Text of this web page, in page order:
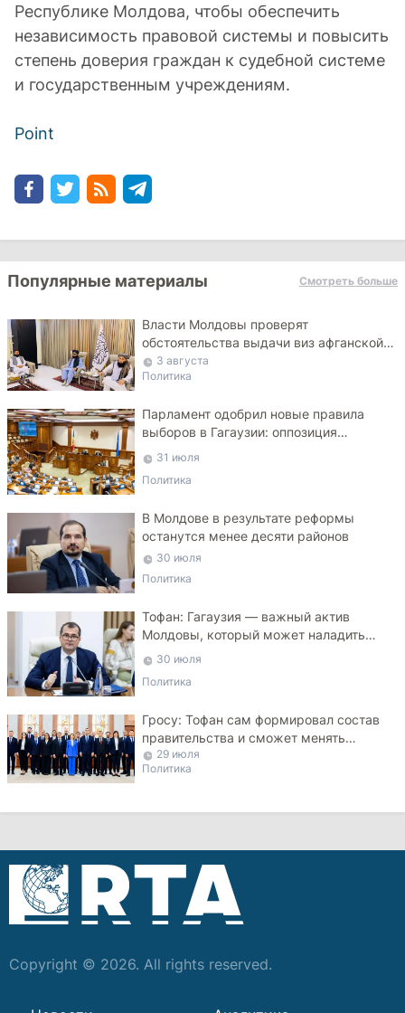
Республике Молдова, чтобы обеспечить
независимость правовой системы и повысить
степень доверия граждан к судебной системе
и государственным учреждениям.
Point
Популярные материалы Смотреть больше
Власти Молдовы проверят
обстоятельства выдачи виз афганской
делегации
3 августа
Политика
Парламент одобрил новые правила
выборов в Гагаузии: оппозиция
критикует законопроект
31 июля
Политика
В Молдове в результате реформы
останутся менее десяти районов
30 июля
Политика
Тофан: Гагаузия — важный актив
Молдовы, который может наладить
мосты с Турцией
30 июля
Политика
Гросу: Тофан сам формировал состав
правительства и сможет менять
министров
29 июля
Политика
Copyright © 2026. All rights reserved.